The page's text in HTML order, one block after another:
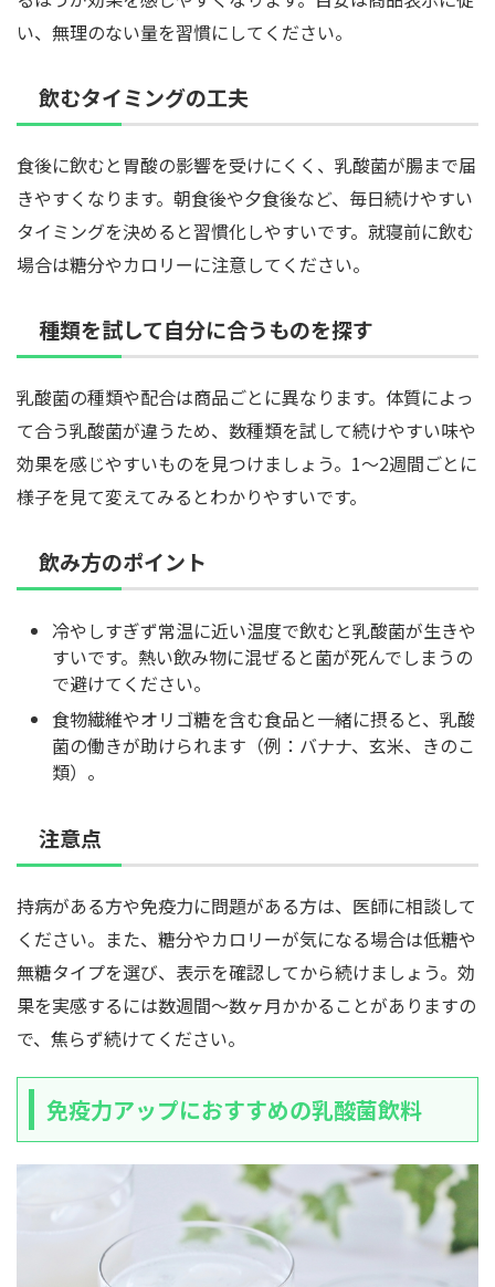
い、無理のない量を習慣にしてください。
飲むタイミングの工夫
食後に飲むと胃酸の影響を受けにくく、乳酸菌が腸まで届
きやすくなります。朝食後や夕食後など、毎日続けやすい
タイミングを決めると習慣化しやすいです。就寝前に飲む
場合は糖分やカロリーに注意してください。
種類を試して自分に合うものを探す
乳酸菌の種類や配合は商品ごとに異なります。体質によっ
て合う乳酸菌が違うため、数種類を試して続けやすい味や
効果を感じやすいものを見つけましょう。1〜2週間ごとに
様子を見て変えてみるとわかりやすいです。
飲み方のポイント
冷やしすぎず常温に近い温度で飲むと乳酸菌が生きや
すいです。熱い飲み物に混ぜると菌が死んでしまうの
で避けてください。
食物繊維やオリゴ糖を含む食品と一緒に摂ると、乳酸
菌の働きが助けられます（例：バナナ、玄米、きのこ
類）。
注意点
持病がある方や免疫力に問題がある方は、医師に相談して
ください。また、糖分やカロリーが気になる場合は低糖や
無糖タイプを選び、表示を確認してから続けましょう。効
果を実感するには数週間〜数ヶ月かかることがありますの
で、焦らず続けてください。
免疫力アップにおすすめの乳酸菌飲料